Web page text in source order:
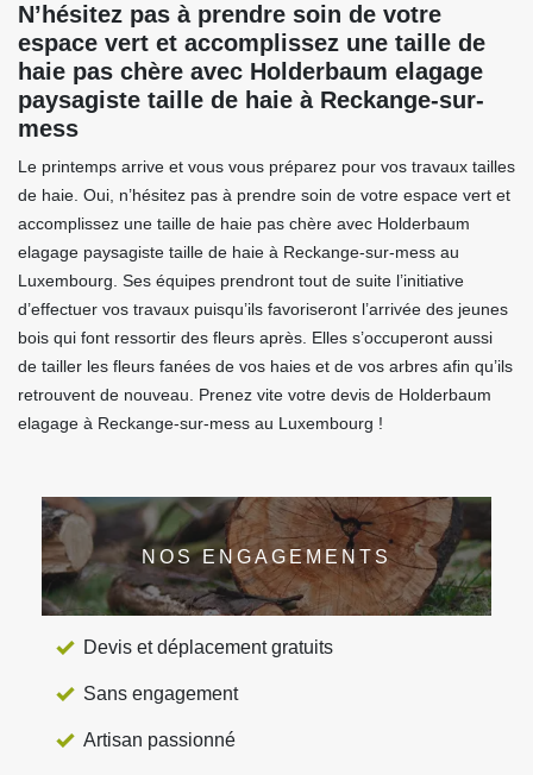
N’hésitez pas à prendre soin de votre
espace vert et accomplissez une taille de
haie pas chère avec Holderbaum elagage
paysagiste taille de haie à Reckange-sur-
mess
Le printemps arrive et vous vous préparez pour vos travaux tailles
de haie. Oui, n’hésitez pas à prendre soin de votre espace vert et
accomplissez une taille de haie pas chère avec Holderbaum
elagage paysagiste taille de haie à Reckange-sur-mess au
Luxembourg. Ses équipes prendront tout de suite l’initiative
d’effectuer vos travaux puisqu’ils favoriseront l’arrivée des jeunes
bois qui font ressortir des fleurs après. Elles s’occuperont aussi
de tailler les fleurs fanées de vos haies et de vos arbres afin qu’ils
retrouvent de nouveau. Prenez vite votre devis de Holderbaum
elagage à Reckange-sur-mess au Luxembourg !
NOS ENGAGEMENTS
Devis et déplacement gratuits
Sans engagement
Artisan passionné